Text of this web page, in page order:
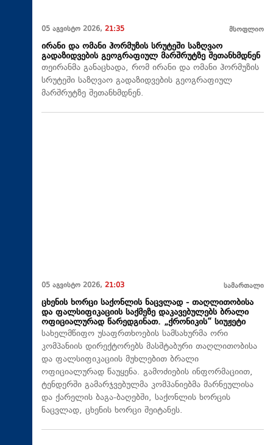
05 აგვისტო 2026, 21:35 მსოფლიო
ირანი და ომანი ჰორმუზის სრუტეში საზღვაო
გადაზიდვების გეოგრაფიულ მარშრუტზე შეთანხმდნენ
თეირანმა განაცხადა, რომ ირანი და ომანი ჰორმუზის
სრუტეში საზღვაო გადაზიდვების გეოგრაფიულ
მარშრუტზე შეთანხმდნენ.
05 აგვისტო 2026, 21:03 სამართალი
ცხენის ხორცი საქონლის ნაცვლად - თაღლითობისა
და ფალსიფიკაციის საქმეზე დაკავებულებს ბრალი
ოფიციალურად წარედგინათ. „ქრონიკის“ სიუჟეტი
სახელმწიფო უსაფრთხოების სამსახურმა ორი
კომპანიის დირექტორებს მასშტაბური თაღლითობისა
და ფალსიფიკაციის მუხლებით ბრალი
ოფიციალურად წაუყენა. გამოძიების ინფორმაციით,
ტენდერში გამარჯვებულმა კომპანიებმა მარნეულისა
და ქარელის ბაგა-ბაღებში, საქონლის ხორცის
ნაცვლად, ცხენის ხორცი შეიტანეს.